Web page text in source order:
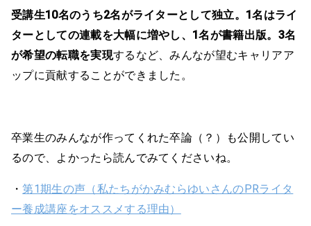
受講生10名のうち2名がライターとして独立。1名はライ
ターとしての連載を大幅に増やし、1名が書籍出版。3名
が希望の転職を実現するなど、みんなが望むキャリアア
ップに貢献することができました。
卒業生のみんなが作ってくれた卒論（？）も公開してい
るので、よかったら読んでみてくださいね。
・第1期生の声（私たちがかみむらゆいさんのPRライタ
ー養成講座をオススメする理由）